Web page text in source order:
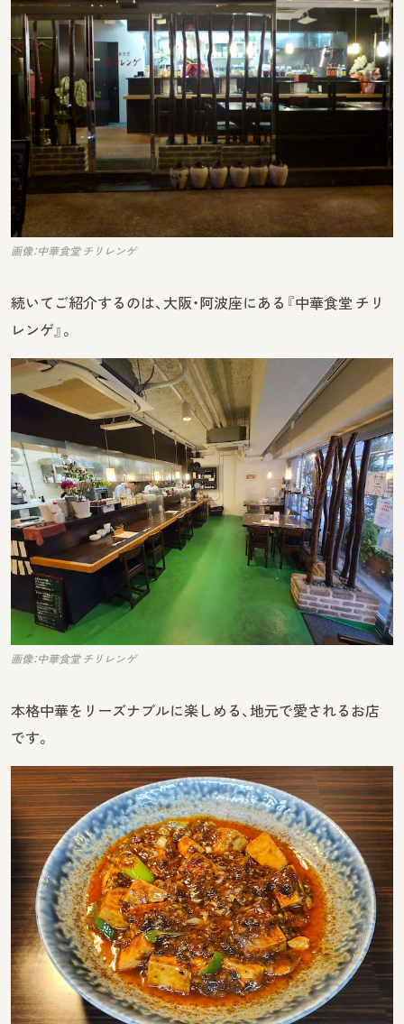
画像：中華食堂 チリレンゲ
続いてご紹介するのは、大阪・阿波座にある『中華食堂 チリ
レンゲ』。
画像：中華食堂 チリレンゲ
本格中華をリーズナブルに楽しめる、地元で愛されるお店
です。